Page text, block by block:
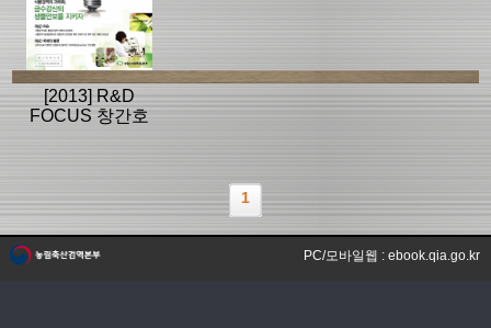
[2013] R&D
FOCUS 창간호
1
PC/모바일웹 : ebook.qia.go.kr